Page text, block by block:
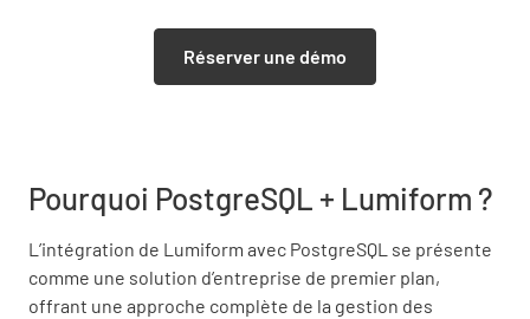
Réserver une démo
Pourquoi PostgreSQL + Lumiform ?
L’intégration de Lumiform avec PostgreSQL se présente
comme une solution d’entreprise de premier plan,
offrant une approche complète de la gestion des